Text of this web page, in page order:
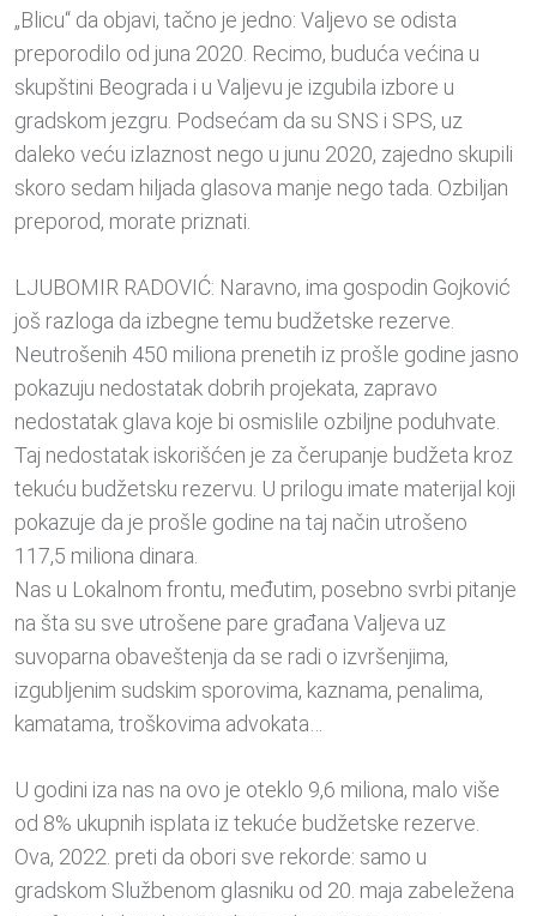
„Blicu“ da objavi, tačno je jedno: Valjevo se odista
preporodilo od juna 2020. Recimo, buduća većina u
skupštini Beograda i u Valjevu je izgubila izbore u
gradskom jezgru. Podsećam da su SNS i SPS, uz
daleko veću izlaznost nego u junu 2020, zajedno skupili
skoro sedam hiljada glasova manje nego tada. Ozbiljan
preporod, morate priznati.
LJUBOMIR RADOVIĆ: Naravno, ima gospodin Gojković
još razloga da izbegne temu budžetske rezerve.
Neutrošenih 450 miliona prenetih iz prošle godine jasno
pokazuju nedostatak dobrih projekata, zapravo
nedostatak glava koje bi osmislile ozbiljne poduhvate.
Taj nedostatak iskorišćen je za čerupanje budžeta kroz
tekuću budžetsku rezervu. U prilogu imate materijal koji
pokazuje da je prošle godine na taj način utrošeno
117,5 miliona dinara.
Nas u Lokalnom frontu, međutim, posebno svrbi pitanje
na šta su sve utrošene pare građana Valjeva uz
suvoparna obaveštenja da se radi o izvršenjima,
izgubljenim sudskim sporovima, kaznama, penalima,
kamatama, troškovima advokata…
U godini iza nas na ovo je oteklo 9,6 miliona, malo više
od 8% ukupnih isplata iz tekuće budžetske rezerve.
Ova, 2022. preti da obori sve rekorde: samo u
gradskom Službenom glasniku od 20. maja zabeležena